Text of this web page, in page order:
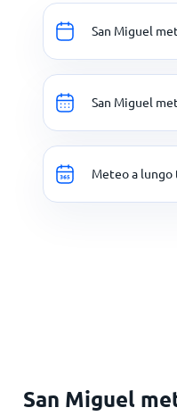
San Miguel
San Miguel
Meteo a lungo
San Miguel